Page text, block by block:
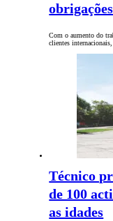
obrigações
Com o aumento do
clientes
Técnico
de 100
as idades